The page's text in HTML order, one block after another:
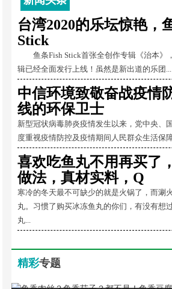
台湾2020的乐坛惊艳，
Stick
鱼条Fish Stick首张全创作专辑《治本》
辑已经全面发行上线！虽然是新出道的乐团...
中信环境致敬奋战疫情
线的环保卫士
新型冠状病毒肺炎疫情发生以来，党中央、
度重视疫情防控及疫情期间人民群众生活保
喜欢吃鱼丸不用再买了
做法，真材实料，Q
寒冷的冬天最不可缺少的就是火锅了，而涮
丸。习惯了购买冰冻鱼丸的你们，有没有想
丸...
精彩专题